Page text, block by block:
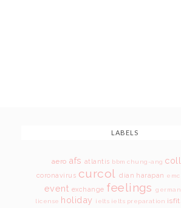
LABELS
aero afs atlantis bbm chung-ang
coronavirus curcol dian harapan emc
event exchange feelings
license holiday ielts ielts preparation